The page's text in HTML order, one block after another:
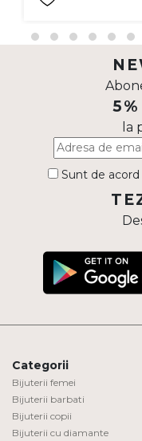
5%
la
Sunt de acord
Categorii
Bijuterii femei
Bijuterii barbati
Bijuterii copii
Bijuterii cu diamante